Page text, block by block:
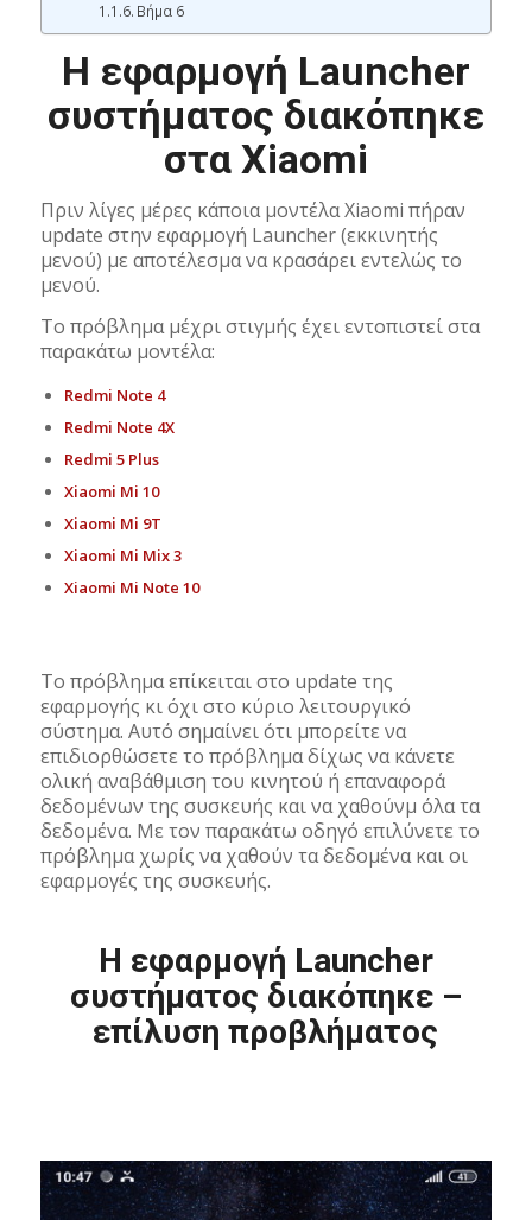
Βήμα 6
Η εφαρμογή Launcher
συστήματος διακόπηκε
στα Xiaomi
Πριν λίγες μέρες κάποια μοντέλα Xiaomi πήραν
update στην εφαρμογή Launcher (εκκινητής
μενού) με αποτέλεσμα να κρασάρει εντελώς το
μενού.
Το πρόβλημα μέχρι στιγμής έχει εντοπιστεί στα
παρακάτω μοντέλα:
Redmi Note 4
Redmi Note 4X
Redmi 5 Plus
Xiaomi Mi 10
Xiaomi Mi 9T
Xiaomi Mi Mix 3
Xiaomi Mi Note 10
Το πρόβλημα επίκειται στο update της
εφαρμογής κι όχι στο κύριο λειτουργικό
σύστημα. Αυτό σημαίνει ότι μπορείτε να
επιδιορθώσετε το πρόβλημα δίχως να κάνετε
ολική αναβάθμιση του κινητού ή επαναφορά
δεδομένων της συσκευής και να χαθούνμ όλα τα
δεδομένα. Με τον παρακάτω οδηγό επιλύνετε το
πρόβλημα χωρίς να χαθούν τα δεδομένα και οι
εφαρμογές της συσκευής.
Η εφαρμογή Launcher
συστήματος διακόπηκε –
επίλυση προβλήματος